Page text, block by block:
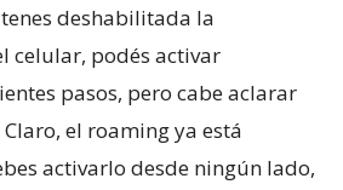
deshabilitada la
celular, podés activar
pasos, pero cabe aclarar
el roaming ya está
activarlo desde ningún lado,